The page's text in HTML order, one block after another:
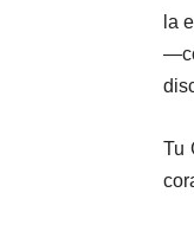
la
Tu